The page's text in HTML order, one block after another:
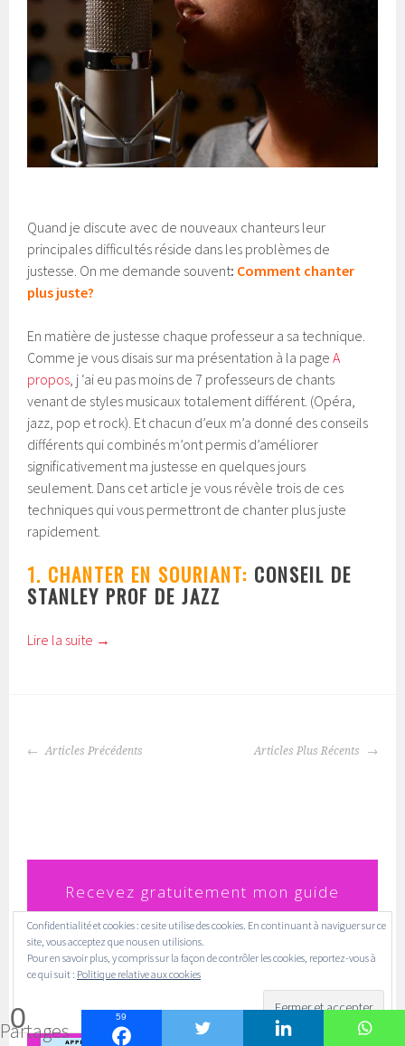
0
Partages
59
Quand je discute avec de nouveaux chanteurs leur
principales difficultés réside dans les problèmes de
justesse. On me demande souvent: Comment chanter
plus juste?
En matière de justesse chaque professeur a sa technique.
Comme je vous disais sur ma présentation à la page A
propos, j ‘ai eu pas moins de 7 professeurs de chants
venant de styles musicaux totalement différent. (Opéra,
jazz, pop et rock). Et chacun d’eux m’a donné des conseils
différents qui combinés m’ont permis d’améliorer
significativement ma justesse en quelques jours
seulement. Dans cet article je vous révèle trois de ces
techniques qui vous permettront de chanter plus juste
rapidement.
1. CHANTER EN SOURIANT: CONSEIL DE
STANLEY PROF DE JAZZ
Lire la suite →
NAVIGATION
Articles Précédents Articles Plus Récents
Recevez gratuitement mon guide
"Commenttravailler sa voix sans
professeur et mieux chanter
Confidentialité et cookies : ce site utilise des cookies. En continuant à naviguer sur ce
site, vous acceptez que nous en utilisions.
Pour en savoir plus, y compris sur la façon de contrôler les cookies, reportez-vous à
ce qui suit : Politique relative aux cookies